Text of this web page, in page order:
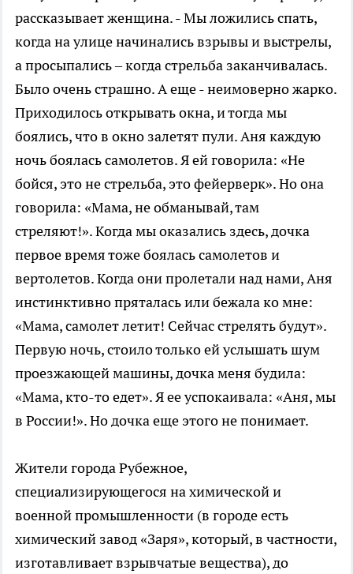
рассказывает женщина. - Мы ложились спать,
когда на улице начинались взрывы и выстрелы,
а просыпались – когда стрельба заканчивалась.
Было очень страшно. А еще - неимоверно жарко.
Приходилось открывать окна, и тогда мы
боялись, что в окно залетят пули. Аня каждую
ночь боялась самолетов. Я ей говорила: «Не
бойся, это не стрельба, это фейерверк». Но она
говорила: «Мама, не обманывай, там
стреляют!». Когда мы оказались здесь, дочка
первое время тоже боялась самолетов и
вертолетов. Когда они пролетали над нами, Аня
инстинктивно пряталась или бежала ко мне:
«Мама, самолет летит! Сейчас стрелять будут».
Первую ночь, стоило только ей услышать шум
проезжающей машины, дочка меня будила:
«Мама, кто-то едет». Я ее успокаивала: «Аня, мы
в России!». Но дочка еще этого не понимает.
Жители города Рубежное,
специализирующегося на химической и
военной промышленности (в городе есть
химический завод «Заря», который, в частности,
изготавливает взрывчатые вещества), до